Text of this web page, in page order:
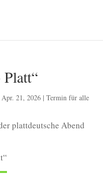
Platt“
Apr. 21, 2026 |Termin für alle